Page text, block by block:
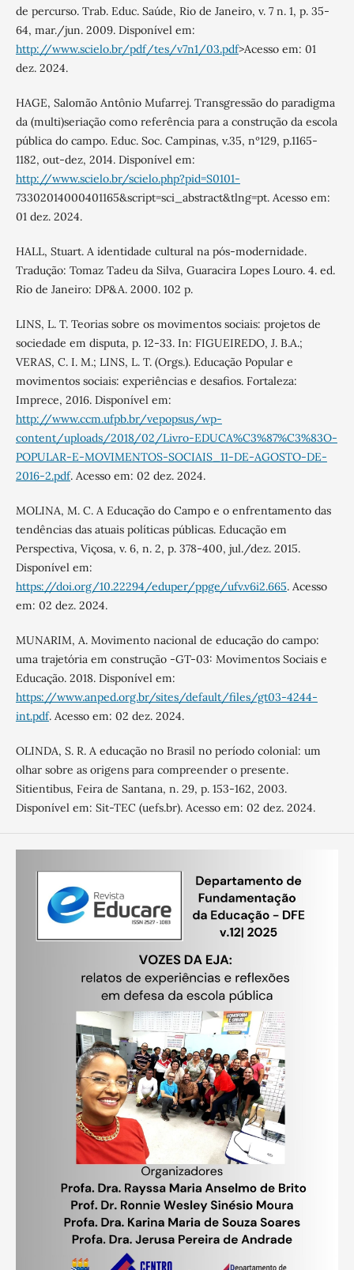
de percurso. Trab. Educ. Saúde, Rio de Janeiro, v. 7 n. 1, p. 35-
64, mar./jun. 2009. Disponível em:
http://www.scielo.br/pdf/tes/v7n1/03.pdf>Acesso em: 01
dez. 2024.
HAGE, Salomão Antônio Mufarrej. Transgressão do paradigma
da (multi)seriação como referência para a construção da escola
pública do campo. Educ. Soc. Campinas, v.35, nº129, p.1165-
1182, out-dez, 2014. Disponível em:
http://www.scielo.br/scielo.php?pid=S0101-
73302014000401165&script=sci_abstract&tlng=pt. Acesso em:
01 dez. 2024.
HALL, Stuart. A identidade cultural na pós-modernidade.
Tradução: Tomaz Tadeu da Silva, Guaracira Lopes Louro. 4. ed.
Rio de Janeiro: DP&A. 2000. 102 p.
LINS, L. T. Teorias sobre os movimentos sociais: projetos de
sociedade em disputa, p. 12-33. In: FIGUEIREDO, J. B.A.;
VERAS, C. I. M.; LINS, L. T. (Orgs.). Educação Popular e
movimentos sociais: experiências e desafios. Fortaleza:
Imprece, 2016. Disponível em:
http://www.ccm.ufpb.br/vepopsus/wp-
content/uploads/2018/02/Livro-EDUCA%C3%87%C3%83O-
POPULAR-E-MOVIMENTOS-SOCIAIS_11-DE-AGOSTO-DE-
2016-2.pdf. Acesso em: 02 dez. 2024.
MOLINA, M. C. A Educação do Campo e o enfrentamento das
tendências das atuais políticas públicas. Educação em
Perspectiva, Viçosa, v. 6, n. 2, p. 378-400, jul./dez. 2015.
Disponível em:
https://doi.org/10.22294/eduper/ppge/ufv.v6i2.665. Acesso
em: 02 dez. 2024.
MUNARIM, A. Movimento nacional de educação do campo:
uma trajetória em construção -GT-03: Movimentos Sociais e
Educação. 2018. Disponível em:
https://www.anped.org.br/sites/default/files/gt03-4244-
int.pdf. Acesso em: 02 dez. 2024.
OLINDA, S. R. A educação no Brasil no período colonial: um
olhar sobre as origens para compreender o presente.
Sitientibus, Feira de Santana, n. 29, p. 153-162, 2003.
Disponível em: Sit-TEC (uefs.br). Acesso em: 02 dez. 2024.